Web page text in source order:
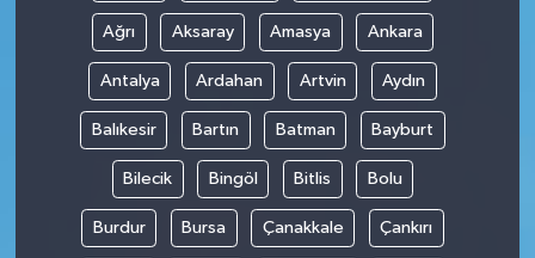
Ağrı Aksaray Amasya Ankara
Antalya Ardahan Artvin Aydın
Balıkesir Bartın Batman Bayburt
Bilecik Bingöl Bitlis Bolu
Burdur Bursa Çanakkale Çankırı